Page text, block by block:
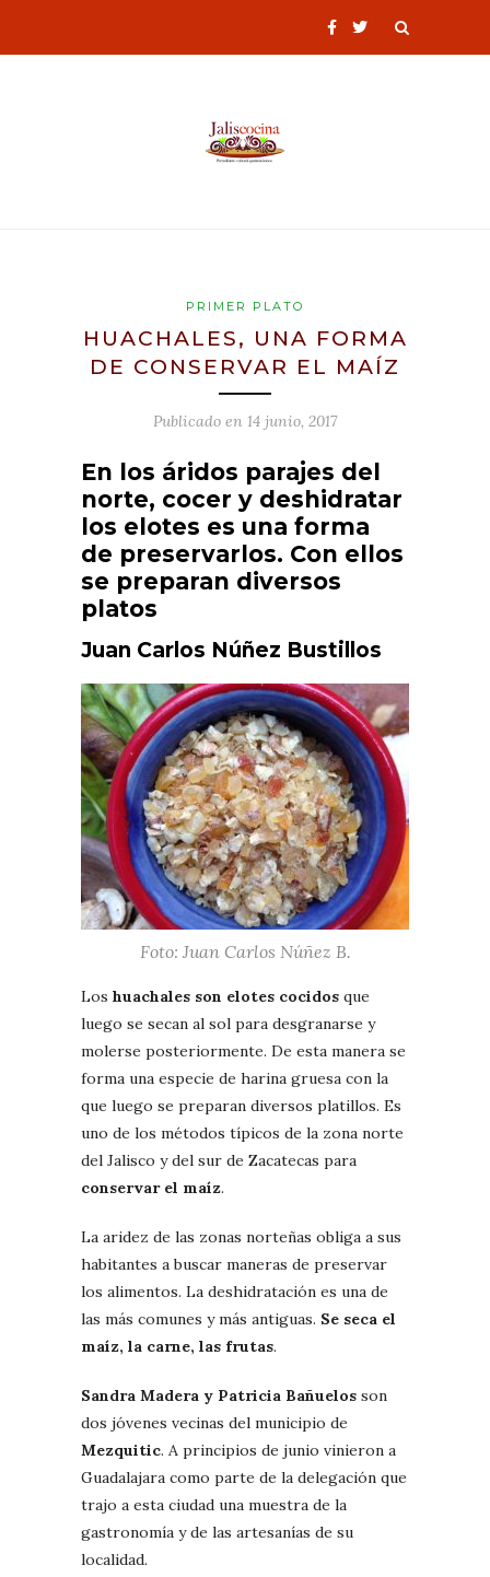
PRIMER PLATO
HUACHALES, UNA FORMA
DE CONSERVAR EL MAÍZ
Publicado en 14 junio, 2017
En los áridos parajes del
norte, cocer y deshidratar
los elotes es una forma
de preservarlos. Con ellos
se preparan diversos
platos
Juan Carlos Núñez Bustillos
Foto: Juan Carlos Núñez B.
Los huachales son elotes cocidos que
luego se secan al sol para desgranarse y
molerse posteriormente. De esta manera se
forma una especie de harina gruesa con la
que luego se preparan diversos platillos. Es
uno de los métodos típicos de la zona norte
del Jalisco y del sur de Zacatecas para
conservar el maíz.
La aridez de las zonas norteñas obliga a sus
habitantes a buscar maneras de preservar
los alimentos. La deshidratación es una de
las más comunes y más antiguas. Se seca el
maíz, la carne, las frutas.
Sandra Madera y Patricia Bañuelos son
dos jóvenes vecinas del municipio de
Mezquitic. A principios de junio vinieron a
Guadalajara como parte de la delegación que
trajo a esta ciudad una muestra de la
gastronomía y de las artesanías de su
localidad.